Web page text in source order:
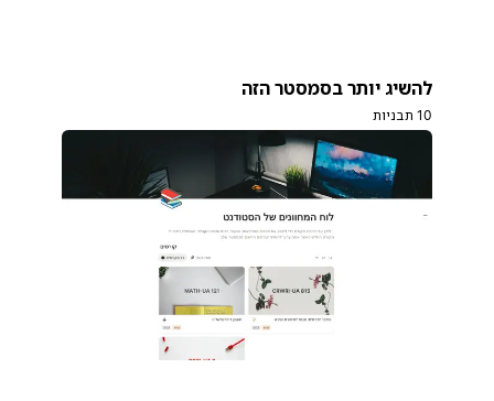
להשיג יותר בסמסטר הזה
10 תבניות